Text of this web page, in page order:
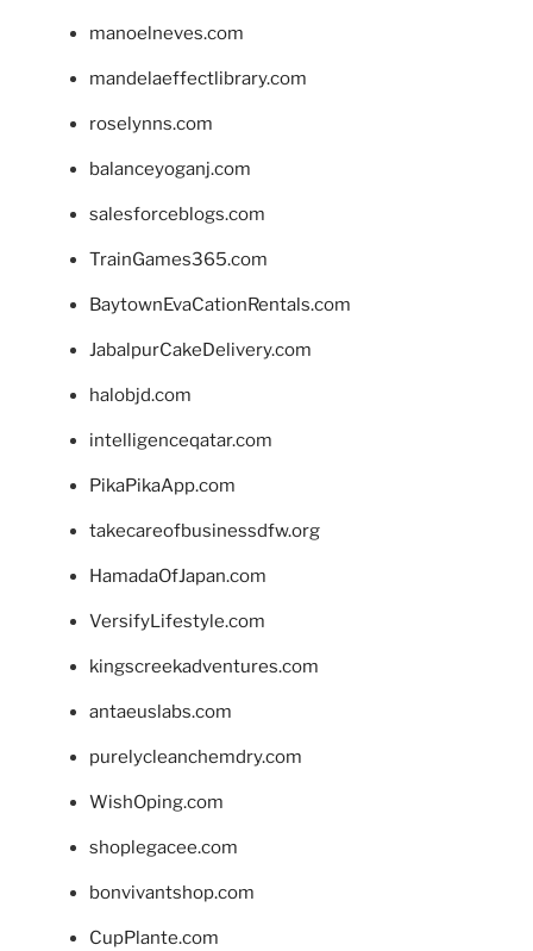
manoelneves.com
mandelaeffectlibrary.com
roselynns.com
balanceyoganj.com
salesforceblogs.com
TrainGames365.com
BaytownEvaCationRentals.com
JabalpurCakeDelivery.com
halobjd.com
intelligenceqatar.com
PikaPikaApp.com
takecareofbusinessdfw.org
HamadaOfJapan.com
VersifyLifestyle.com
kingscreekadventures.com
antaeuslabs.com
purelycleanchemdry.com
WishOping.com
shoplegacee.com
bonvivantshop.com
CupPlante.com